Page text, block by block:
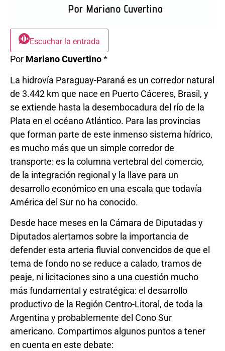
Escuchar la entrada
Por Mariano Cuvertino*
La hidrovía Paraguay-Paraná es un corredor natural
de 3.442 km que nace en Puerto Cáceres, Brasil, y
se extiende hasta la desembocadura del río de la
Plata en el océano Atlántico. Para las provincias
que forman parte de este inmenso sistema hídrico,
es mucho más que un simple corredor de
transporte: es la columna vertebral del comercio,
de la integración regional y la llave para un
desarrollo económico en una escala que todavía
América del Sur no ha conocido.
Desde hace meses en la Cámara de Diputadas y
Diputados alertamos sobre la importancia de
defender esta arteria fluvial convencidos de que el
tema de fondo no se reduce a calado, tramos de
peaje, ni licitaciones sino a una cuestión mucho
más fundamental y estratégica: el desarrollo
productivo de la Región Centro-Litoral, de toda la
Argentina y probablemente del Cono Sur
americano. Compartimos algunos puntos a tener
en cuenta en este debate: